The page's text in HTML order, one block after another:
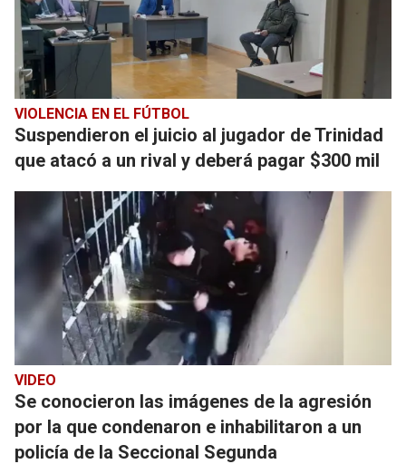
VIOLENCIA EN EL FÚTBOL
Suspendieron el juicio al jugador de Trinidad
que atacó a un rival y deberá pagar $300 mil
VIDEO
Se conocieron las imágenes de la agresión
por la que condenaron e inhabilitaron a un
policía de la Seccional Segunda